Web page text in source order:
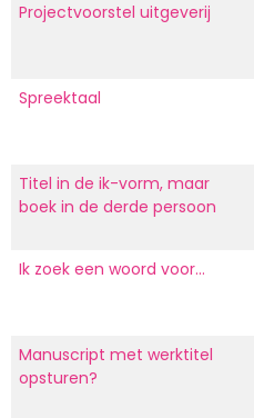
Projectvoorstel uitgeverij
Spreektaal
Titel in de ik-vorm, maar
boek in de derde persoon
Ik zoek een woord voor...
Manuscript met werktitel
opsturen?